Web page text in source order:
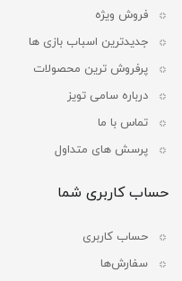
فروش ویژه
جدیدترین اسباب بازی ها
پرفروش ترین محصولات
درباره سامی تویز
تماس با ما
پرسش های متداول
حساب کاربری شما
حساب کاربری
سفارش‌ها